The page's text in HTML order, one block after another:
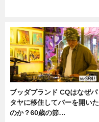
ブッダブランド CQはなぜパ
タヤに移住してバーを開いた
のか？60歳の節…